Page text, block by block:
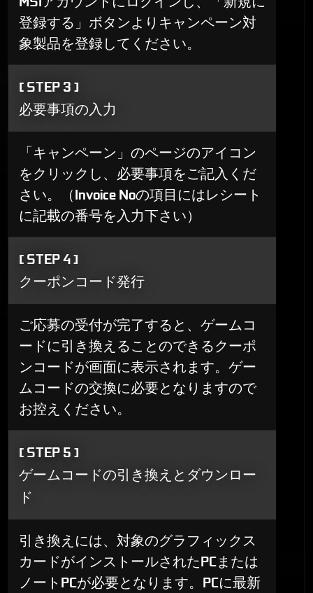
登録する」ボタンよりキャンペーン対
象製品を登録してください。
[ STEP 3 ]
必要事項の入力
「キャンペーン」のページのアイコン
をクリックし、必要事項をご記入くだ
さい。（Invoice Noの項目にはレシート
に記載の番号を入力下さい）
[ STEP 4 ]
クーポンコード発行
ご応募の受付が完了すると、ゲームコ
ードに引き換えることのできるクーポ
ンコードが画面に表示されます。ゲー
ムコードの交換に必要となりますので
お控えください。
[ STEP 5 ]
ゲームコードの引き換えとダウンロー
ド
引き換えには、対象のグラフィックス
カードがインストールされたPCまたは
ノートPCが必要となります。PCに最新